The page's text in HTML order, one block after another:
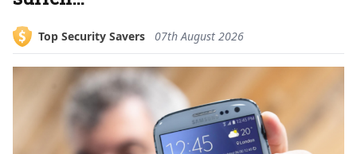
Top Security Savers 07th August 2026